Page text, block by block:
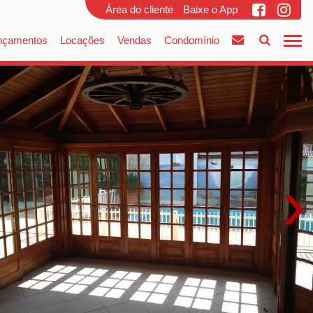
Área do cliente Baixe o App
Locações Vendas Condomínio
›